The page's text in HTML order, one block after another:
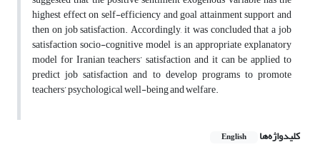
highest effect on self-efficiency and goal attainment support and
then on job satisfaction. Accordingly, it was concluded that a job
satisfaction socio-cognitive model is an appropriate explanatory
model for Iranian teachers’ satisfaction and it can be applied to
predict job satisfaction and to develop programs to promote
teachers’ psychological well-being and welfare.
کلیدواژه‌ها English